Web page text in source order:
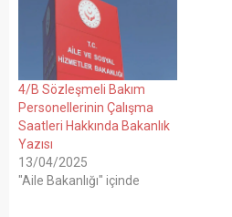
4/B Sözleşmeli Bakım
Personellerinin Çalışma
Saatleri Hakkında Bakanlık
Yazısı
13/04/2025
"Aile Bakanlığı" içinde